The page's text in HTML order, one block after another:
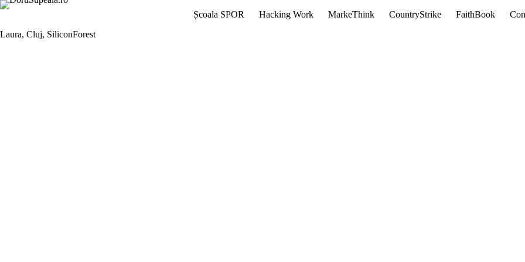
Sari
Școala SPOR Hacking Work MarkeThink CountryStrike FaithBook
Laura, Cluj, SiliconForest